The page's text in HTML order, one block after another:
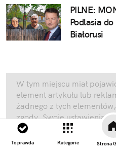
To prawda Kategorie Strona
PILNE:
Podlasia
Białorusi
W tym miejscu miał
element artykułu lub
żadnego z tych
zgody. Swoje ustawienia
zmienić
.